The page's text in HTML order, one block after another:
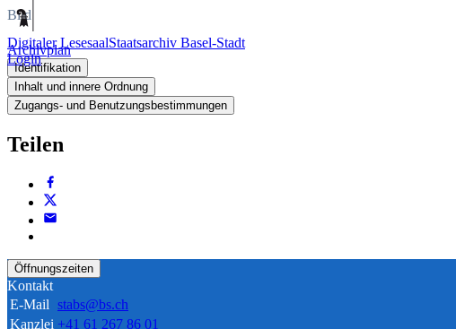
Digitaler LesesaalStaatsarchiv Basel-Stadt
Login
Bild
Archivplan
Identifikation
Inhalt und innere Ordnung
Zugangs- und Benutzungsbestimmungen
Teilen
Öffnungszeiten
Kontakt
E-Mail stabs@bs.ch
Kanzlei +41 61 267 86 01